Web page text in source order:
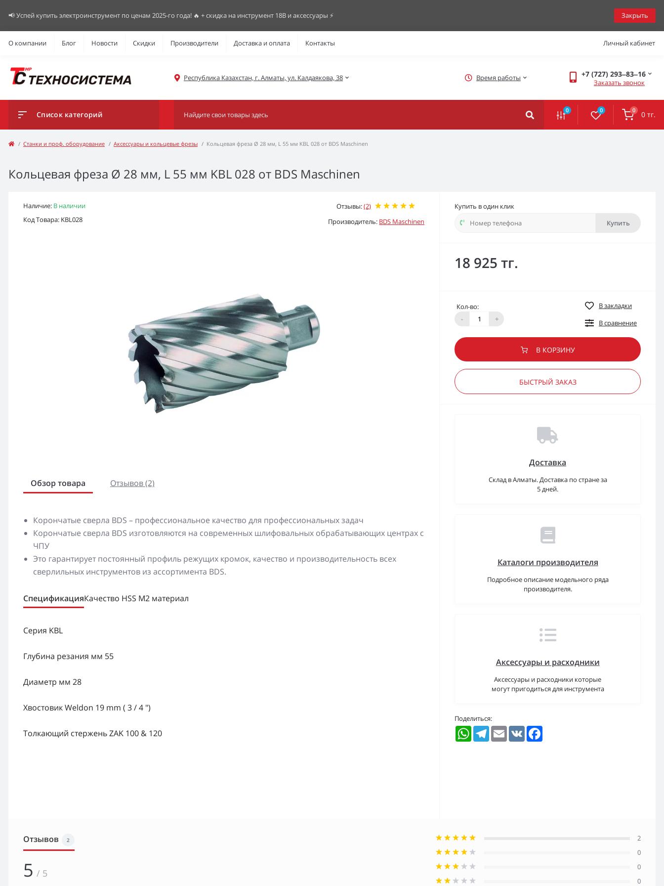
📢 Успей купить электроинструмент по ценам 2025-го года! 🔥 + скидка на инструмент 18В и аксессуары ⚡️ Закрыть
О компании Блог Новости Скидки Производители Доставка и оплата Контакты Личный кабинет
Республика Казахстан, г. Алматы, ул. Калдаякова, 38 Время работы +7 (727) 293‒83‒16
Заказать звонок
Список категорий 0 0 0 0 тг.
Станки и проф. оборудование Аксессуары и кольцевые фрезы Кольцевая фреза Ø 28 мм, L 55 мм KBL 028 от BDS Maschinen
Кольцевая фреза Ø 28 мм, L 55 мм KBL 028 от BDS Maschinen
Наличие: В наличии
Код Товара: KBL028
Отзывы:(2)
Производитель: BDS Maschinen
Обзор товара Отзывов (2)
Корончатые сверла BDS – профессиональное качество для профессиональных задач
Корончатые сверла BDS изготовляются на современных шлифовальных обрабатывающих центрах с
ЧПУ
Это гарантирует постоянный профиль режущих кромок, качество и производительность всех
сверлильных инструментов из ассортимента BDS.
СпецификацияКачество HSS M2 материал
Серия KBL
Глубина резания мм 55
Диаметр мм 28
Хвостовик Weldon 19 mm ( 3 / 4 ")
Толкающий стержень ZAK 100 & 120
Купить в один клик
Купить
18 925 тг.
Кол-во:
-
+
В закладки
В сравнение
В КОРЗИНУ
БЫСТРЫЙ ЗАКАЗ
Доставка
Склад в Алматы. Доставка по стране за
5 дней.
Каталоги производителя
Подробное описание модельного ряда
производителя.
Аксессуары и расходники
Аксессуары и расходники которые
могут пригодиться для инструмента
Поделиться:
WhatsAppTelegramEmail VK
Отзывов 2
5 / 5
2
0
0
0